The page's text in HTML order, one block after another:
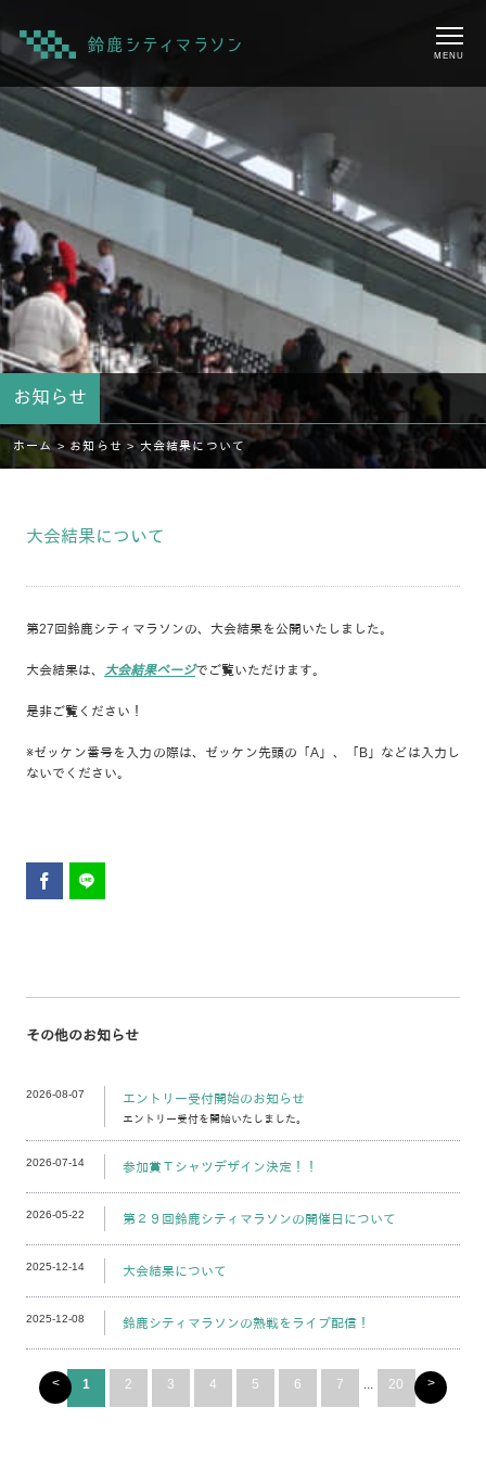
MENU
お知らせ
ホーム > お知らせ >大会結果について
大会結果について
第27回鈴鹿シティマラソンの、大会結果を公開いたしました。
大会結果は、 大会結果ページでご覧いただけます。
是非ご覧ください！
※ゼッケン番号を入力の際は、ゼッケン先頭の「A」、「B」などは入力し
ないでください。
その他のお知らせ
2026-08-07 エントリー受付開始のお知らせ
エントリー受付を開始いたしました。
2026-07-14 参加賞Ｔシャツデザイン決定！！
2026-05-22 第２９回鈴鹿シティマラソンの開催日について
2025-12-14 大会結果について
2025-12-08 鈴鹿シティマラソンの熱戦をライブ配信！
< 1 2 3 4 5 6 7 ... 20 >